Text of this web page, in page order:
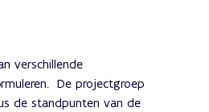
verschillende
De projectgroep
de standpunten van de